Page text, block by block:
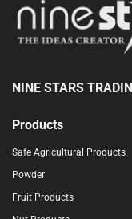
NINE STARS
Products
Safe Agricultural Products
Powder
Fruit Products